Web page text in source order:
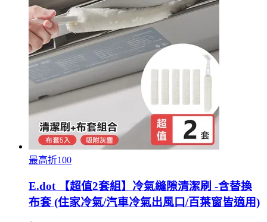
最高折100
E.dot 【超值2套組】冷氣縫隙清潔刷 -含替換
布套 (住家冷氣/汽車冷氣出風口/百葉窗皆適用)